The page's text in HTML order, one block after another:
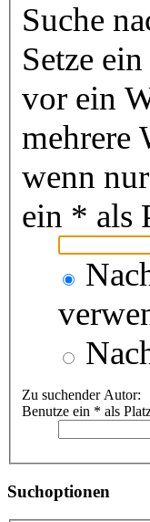
Suche
Setze ein
vor ein
mehrere
wenn
ein * als
Zu suchender Autor:
Benutze ein * als
Suchoptionen